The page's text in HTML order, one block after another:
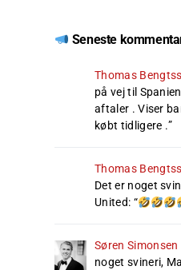
Seneste
Thomas
på vej til Spanien
aftaler . Viser
købt tidligere .”
Thomas
Det er noget
United: “
Søren Simonsen
noget svineri,